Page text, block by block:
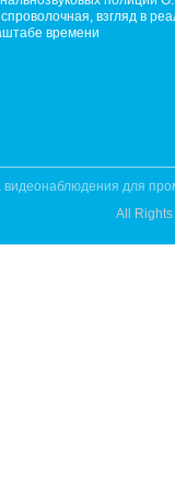
взгляд в
времени
видеонаблюдения для
All